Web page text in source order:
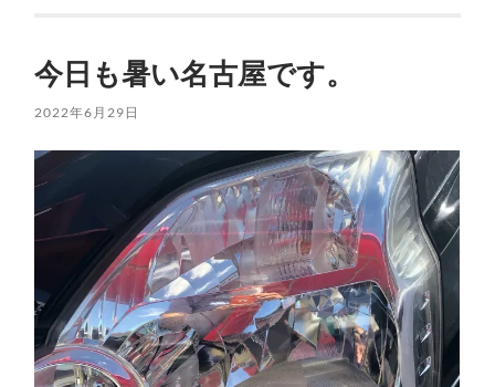
今日も暑い名古屋です。
2022年6月29日